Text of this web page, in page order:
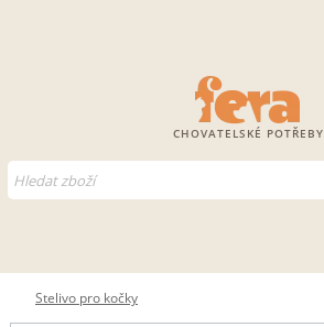
CHOVATELSKÉ POTŘEBY
Stelivo pro kočky